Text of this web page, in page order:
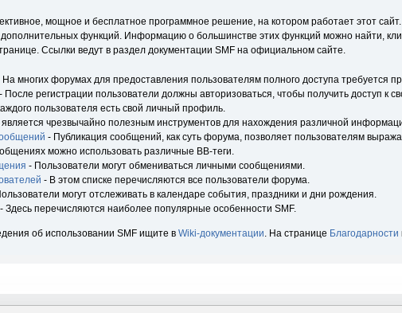
мощное и бесплатное программное решение, на котором работает этот
функций. Информацию о большинстве этих функций можно найти,
Ссылки ведут в раздел документации SMF на официальном сайте.
На многих форумах для предоставления пользователям полного доступа требуется
- После регистрации пользователи должны авторизоваться, чтобы получить доступ к
пользователя есть свой личный профиль.
чрезвычайно полезным инструментов для нахождения различной
- Публикация сообщений, как суть форума, позволяет пользователям
можно использовать различные BB-теги.
- Пользователи могут обмениваться личными сообщениями.
- В этом списке перечисляются все пользователи форума.
могут отслеживать в календаре события, праздники и дни рождения.
- Здесь перечисляются наиболее популярные особенности SMF.
об использовании SMF ищите в Wiki-документации . На странице Благодарности